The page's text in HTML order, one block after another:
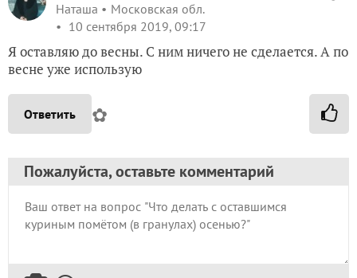
Наташа
Московская обл.
10 сентября 2019, 09:17
Я оставляю до весны. С ним ничего не сделается. А по
весне уже использую
Ответить ✿
Пожалуйста, оставьте комментарий